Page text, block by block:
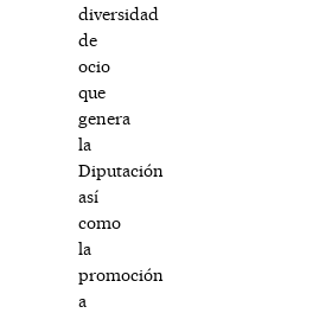
diversidad
de
ocio
que
genera
la
Diputación
así
como
la
promoción
a